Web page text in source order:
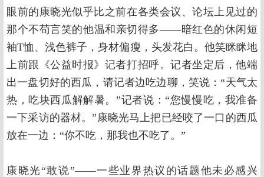
眼前的康晓光似乎比之前在各类会议、论坛上见过的
那个不苟言笑的他温和亲切得多——暗红色的休闲短
袖T恤、浅色裤子，身材偏瘦，头发花白。他笑眯眯地
上前跟《公益时报》记者打招呼。记者坐定后，他端
出一盘切好的西瓜，请记者边吃边聊，笑说：“天气太
热，吃块西瓜解解暑。”记者说：“您慢慢吃，我准备
一下采访的器材。”康晓光马上把已经咬了一口的西瓜
放在一边：“你不吃，那我也不吃了。”
康晓光“敢说”——一些业界热议的话题他未必感兴